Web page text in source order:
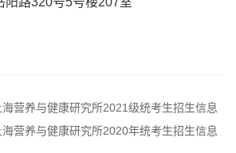
海营养与健康研究所2021级统考生招生信息
营养与健康研究所2020年统考生招生信息